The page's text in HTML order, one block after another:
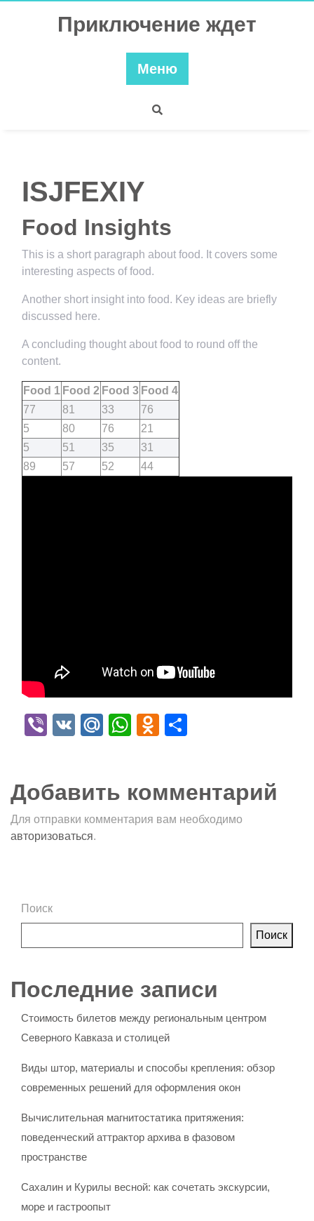
Приключение ждет
Меню
ISJFEXIY
Food Insights
This is a short paragraph about food. It covers some
interesting aspects of food.
Another short insight into food. Key ideas are briefly
discussed here.
A concluding thought about food to round off the
content.
Food 1 Food 2 Food 3 Food 4
77
81 33
76
5
80 76
21
5
51 35
31
89
57 52 44
Viber
VK Mail.Ru
WhatsApp
Odnoklassniki
Добавить комментарий
Для отправки комментария вам необходимо
авторизоваться.
Поиск
Поиск
Последние записи
Стоимость билетов между региональным центром
Северного Кавказа и столицей
Виды штор, материалы и способы крепления: обзор
современных решений для оформления окон
Вычислительная магнитостатика притяжения:
поведенческий аттрактор архива в фазовом
пространстве
Сахалин и Курилы весной: как сочетать экскурсии,
море и гастроопыт